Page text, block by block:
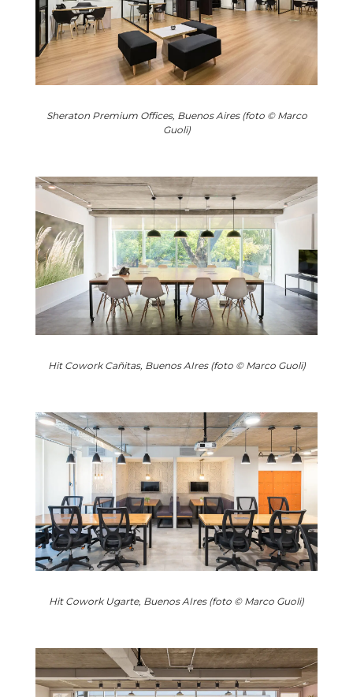
Sheraton Premium Offices, Buenos Aires (foto © Marco
Guoli)
Hit Cowork Cañitas, Buenos AIres (foto © Marco Guoli)
Hit Cowork Ugarte, Buenos AIres (foto © Marco Guoli)